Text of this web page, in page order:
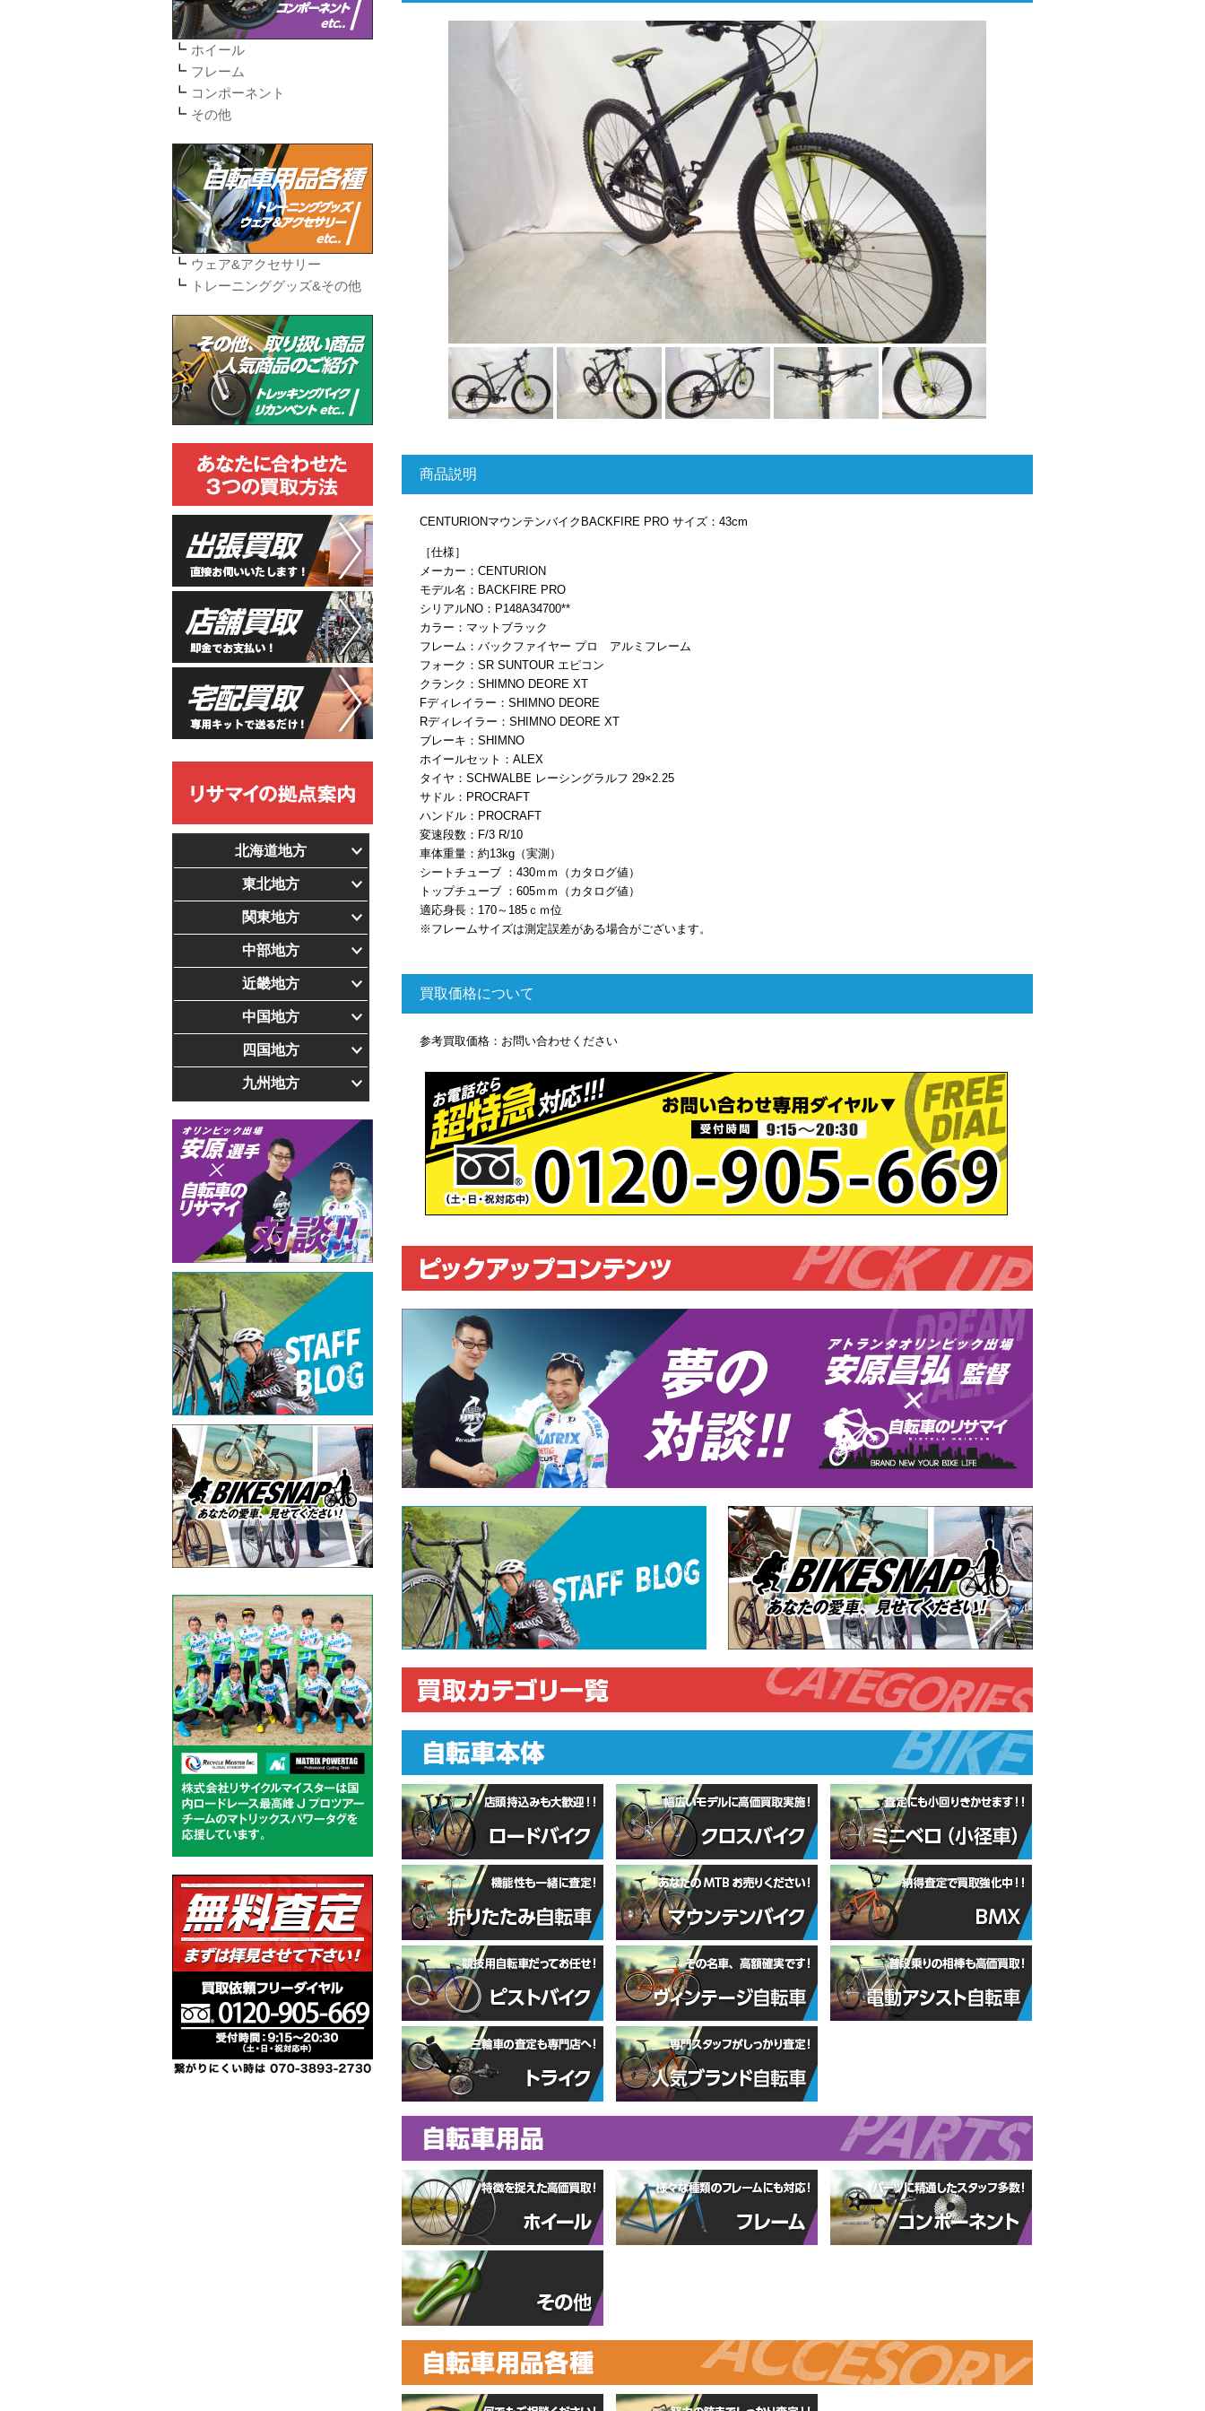
商品説明
CENTURIONマウンテンバイクBACKFIRE PRO サイズ：43cm
［仕様］
メーカー：CENTURION
モデル名：BACKFIRE PRO
シリアルNO：P148A34700**
カラー：マットブラック
フレーム：バックファイヤー プロ アルミフレーム
フォーク：SR SUNTOUR エピコン
クランク：SHIMNO DEORE XT
Fディレイラー：SHIMNO DEORE
Rディレイラー：SHIMNO DEORE XT
ブレーキ：SHIMNO
ホイールセット：ALEX
タイヤ：SCHWALBE レーシングラルフ 29×2.25
サドル：PROCRAFT
ハンドル：PROCRAFT
変速段数：F/3 R/10
車体重量：約13kg（実測）
シートチューブ ：430ｍｍ（カタログ値）
トップチューブ ：605ｍｍ（カタログ値）
適応身長：170～185ｃｍ位
※フレームサイズは測定誤差がある場合がございます。
買取価格について
参考買取価格：お問い合わせください
ホイール
フレーム
コンポーネント
その他
ウェア&アクセサリー
トレーニンググッズ&その他
北海道地方
東北地方
関東地方
中部地方
近畿地方
中国地方
四国地方
九州地方